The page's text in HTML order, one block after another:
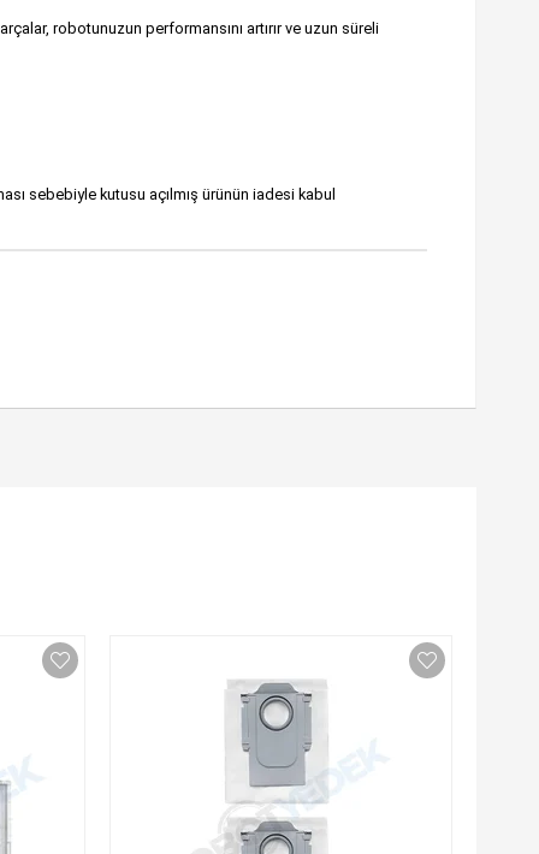
robotunuzun performansını artırır ve uzun süreli
sebebiyle kutusu açılmış ürünün iadesi kabul